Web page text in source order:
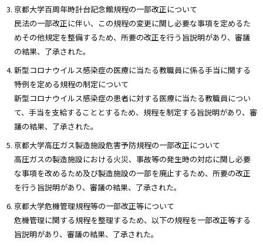
京都大学百周年時計台記念館規程の一部改正について
民法の一部改正に伴い、この規程の変更に関し必要な事項を定めるた
めその他規定を整備するため、所要の改正を行う旨説明があり、審議
の結果、了承された。
新型コロナウイルス感染症の医療に当たる教職員に係る手当に関する
特例を定める規程の制定について
新型コロナウイルス感染症の患者に対する医療に当たる教職員につい
て、手当を支給することとするため、規程を制定する旨説明があり、審
議の結果、了承された。
京都大学高圧ガス製造施設危害予防規程の一部改正について
高圧ガスの製造施設における火災、事故等の発生時の対応に関し必要
な事項を改めるため及び製造施設の一部を廃止するため、所要の改正
を行う旨説明があり、審議の結果、了承された。
京都大学危機管理規程等の一部改正等について
危機管理に関する規程を整理するため、以下の規程を一部改正等する
旨説明があり、審議の結果、了承された。